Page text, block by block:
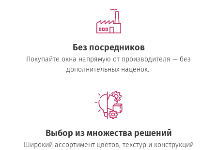
Без посредников
Покупайте окна напрямую от производителя — без
дополнительных наценок.
Выбор из множества решений
Широкий ассортимент цветов, текстур и конструкций